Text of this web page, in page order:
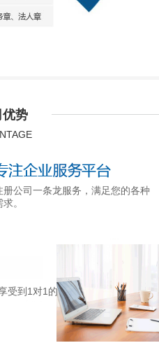
优势
册公司一条龙服务，满足您的各种
求。
受到1对1的